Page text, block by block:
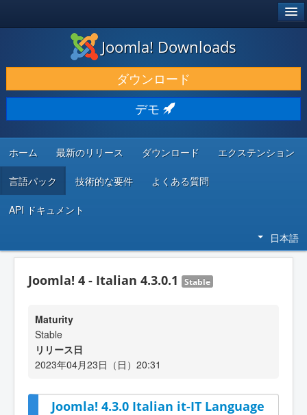
ダウンロードと機能拡張
発見と学び
コミュニティとサポート
開発者向けリソース
Joomla! Downloads
ダウンロード
デモ
ホーム 最新のリリース ダウンロード エクステンション
言語パック 技術的な要件 よくある質問
API ドキュメント
日本語
Joomla! 4 - Italian 4.3.0.1 Stable
Maturity
Stable
リリース日
2023年04月23日（日）20:31
Joomla! 4.3.0 Italian it-IT Language